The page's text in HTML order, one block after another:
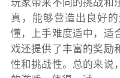
真，能够营造出良好
懂，上手难度适中，适
戏还提供了丰富的奖励
性和挑战性。总的来说